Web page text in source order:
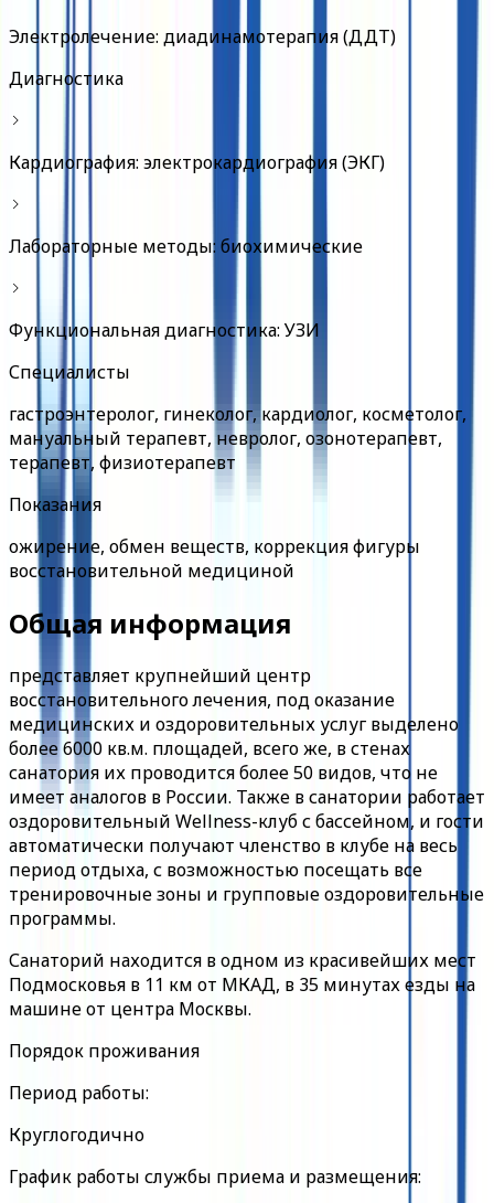
Электролечение: диадинамотерапия (ДДТ)
Диагностика
Кардиография: электрокардиография (ЭКГ)
Лабораторные методы: биохимические
Функциональная диагностика: УЗИ
Специалисты
гастроэнтеролог, гинеколог, кардиолог, косметолог,
мануальный терапевт, невролог, озонотерапевт,
терапевт, физиотерапевт
Показания
ожирение, обмен веществ, коррекция фигуры
восстановительной медициной
Общая информация
представляет крупнейший центр
восстановительного лечения, под оказание
медицинских и оздоровительных услуг выделено
более 6000 кв.м. площадей, всего же, в стенах
санатория их проводится более 50 видов, что не
имеет аналогов в России. Также в санатории работает
оздоровительный Wellness-клуб с бассейном, и гости
автоматически получают членство в клубе на весь
период отдыха, с возможностью посещать все
тренировочные зоны и групповые оздоровительные
программы.
Санаторий находится в одном из красивейших мест
Подмосковья в 11 км от МКАД, в 35 минутах езды на
машине от центра Москвы.
Порядок проживания
Период работы:
Круглогодично
График работы службы приема и размещения: